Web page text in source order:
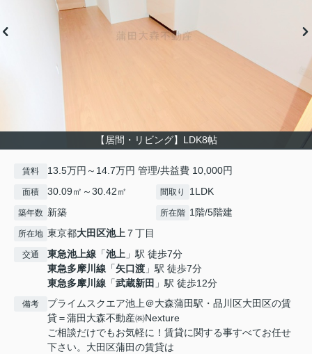
【居間・リビング】LDK8帖
賃料 13.5万円～14.7万円 管理/共益費 10,000円
面積 30.09㎡～30.42㎡ 間取り 1LDK
築年数 新築 所在階 1階/5階建
所在地 東京都大田区池上 ７丁目
交通 東急池上線 「池上 」駅 徒歩7分
東急多摩川線 「矢口渡 」駅 徒歩7分
東急多摩川線 「武蔵新田 」駅 徒歩12分
備考
プライムスクエア池上＠大森蒲田駅・品川区大田区の賃
貸＝蒲田大森不動産㈱Nexture
ご相談だけでもお気軽に！賃貸に関する事すべてお任せ
下さい。大田区蒲田の賃貸は